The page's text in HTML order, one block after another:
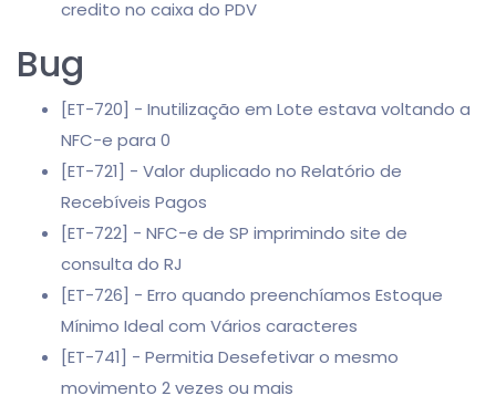
credito no caixa do PDV
Bug
[ET-720] - Inutilização em Lote estava voltando a
NFC-e para 0
[ET-721] - Valor duplicado no Relatório de
Recebíveis Pagos
[ET-722] - NFC-e de SP imprimindo site de
consulta do RJ
[ET-726] - Erro quando preenchíamos Estoque
Mínimo Ideal com Vários caracteres
[ET-741] - Permitia Desefetivar o mesmo
movimento 2 vezes ou mais